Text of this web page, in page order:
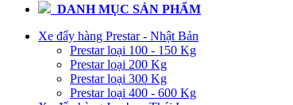
DANH MỤC SẢN PHẨM
Xe đẩy hàng Prestar - Nhật Bản
Prestar loại 100 - 150 Kg
Prestar loại 200 Kg
Prestar loại 300 Kg
Prestar loại 400 - 600 Kg